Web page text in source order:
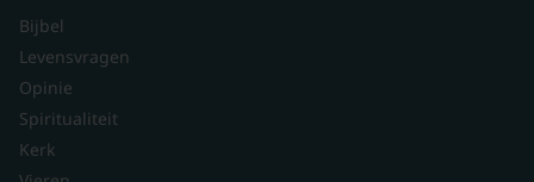
Bijbel
Levensvragen
Opinie
Spiritualiteit
Kerk